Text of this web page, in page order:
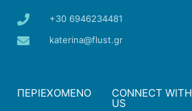
+30 6946234481
katerina@flust.gr
ΠΕΡΙΕΧΟΜΕΝΟ CONNECT WITH
US